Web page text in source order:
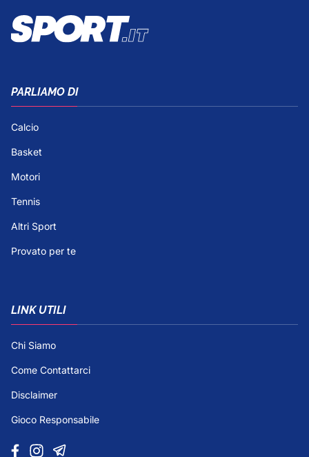
PARLIAMO DI
Calcio
Basket
Motori
Tennis
Altri Sport
Provato per te
LINK UTILI
Chi Siamo
Come Contattarci
Disclaimer
Gioco Responsabile